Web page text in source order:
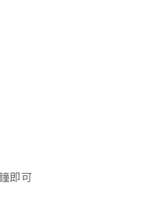
即可